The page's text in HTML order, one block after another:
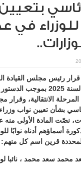
في
رئيس مجلس القيادة
رقم(161) لسنة 2025 بموجب
الانتقالية، وقرار
بشأن تعيين نواب
نصّت المادة الأولى منه
أسماؤهم أدناه نوابًا
قرين اسم كل منهم: